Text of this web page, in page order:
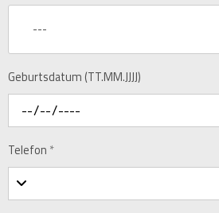
---
Geburtsdatum (TT.MM.JJJJ)
Telefon *